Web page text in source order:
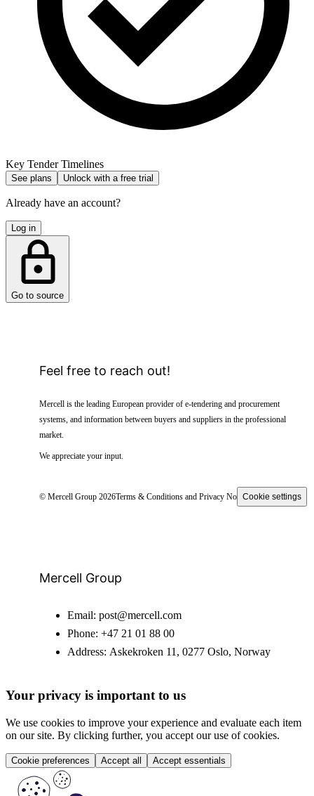
Key Tender Timelines
See plans Unlock with a free trial
Already have an account?
Log in
Go to source
Feel free to reach out!
Mercell is the leading European provider of e-tendering and procurement
systems, and information between buyers and suppliers in the professional
market.
We appreciate your input.
© Mercell Group 2026Terms & Conditions and Privacy NoticeCookie settings
Mercell Group
Email: post@mercell.com
Phone: +47 21 01 88 00
Address: Askekroken 11, 0277 Oslo, Norway
Your privacy is important to us
We use cookies to improve your experience and evaluate each item
on our site. By clicking further, you accept our use of cookies.
Cookie preferences Accept all Accept essentials